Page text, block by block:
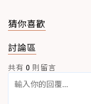
猜你喜歡
討論區
共有 0 則留言